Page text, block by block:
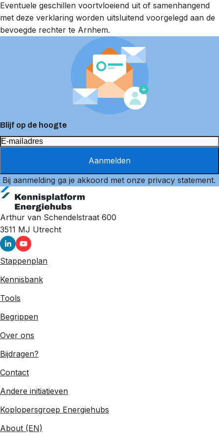
Eventuele geschillen voortvloeiend uit of samenhangend
met deze verklaring worden uitsluitend voorgelegd aan de
bevoegde rechter te Arnhem.
Blijf op de hoogte
Aanmelden
Bij aanmelding ga je akkoord met onze privacy statement.
Arthur van Schendelstraat 600
3511 MJ Utrecht
Stappenplan
Kennisbank
Tools
Begrippen
Over ons
Bijdragen?
Contact
Andere initiatieven
Koplopersgroep Energiehubs
About (EN)